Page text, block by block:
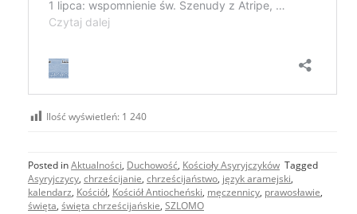
Ilość wyświetleń: 1 240
Posted inAktualności, Duchowość, Kościoły Asyryjczyków Tagged
Asyryjczycy, chrześcijanie, chrześcijaństwo, język aramejski,
kalendarz, Kościół, Kościół Antiocheński, męczennicy, prawosławie,
święta, święta chrześcijańskie, SZLOMO